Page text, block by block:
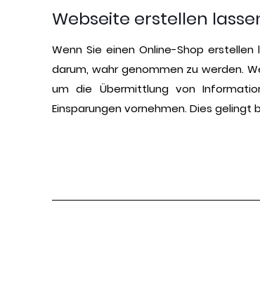
Webseite erstellen
Wenn Sie einen Online-Shop
darum, wahr genommen zu werden.
um die Übermittlung von
Einsparungen vornehmen. Dies